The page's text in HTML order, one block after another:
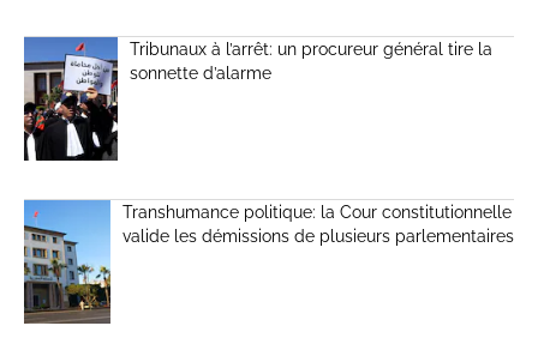
Tribunaux à l’arrêt: un procureur général tire la
sonnette d’alarme
Transhumance politique: la Cour constitutionnelle
valide les démissions de plusieurs parlementaires